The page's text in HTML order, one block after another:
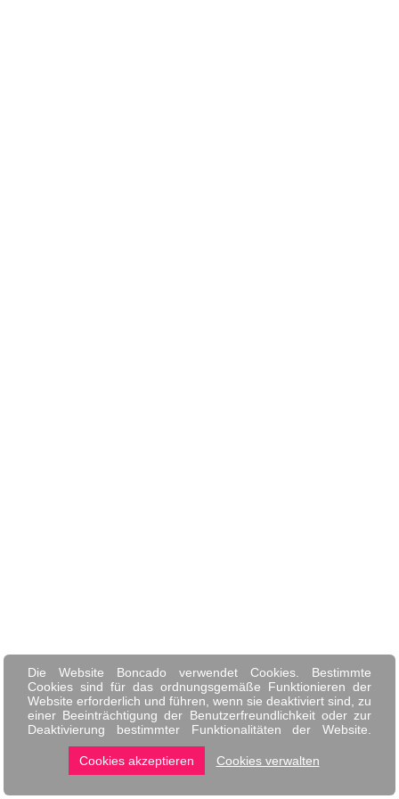
Die Website Boncado verwendet Cookies. Bestimmte
Cookies sind für das ordnungsgemäße Funktionieren der
Website erforderlich und führen, wenn sie deaktiviert sind, zu
einer Beeinträchtigung der Benutzerfreundlichkeit oder zur
Deaktivierung bestimmter Funktionalitäten der Website.
Andere Cookies werden zu Analyse- oder Marketingzwecken
verwendet.Cookies akzeptieren Cookies verwalten